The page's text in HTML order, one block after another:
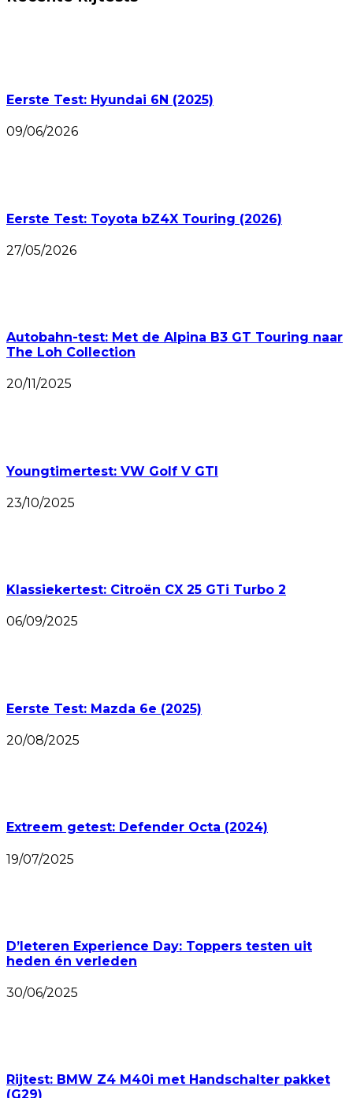
Eerste Test: Hyundai 6N (2025)
09/06/2026
Eerste Test: Toyota bZ4X Touring (2026)
27/05/2026
Autobahn-test: Met de Alpina B3 GT Touring naar
The Loh Collection
20/11/2025
Youngtimertest: VW Golf V GTI
23/10/2025
Klassiekertest: Citroën CX 25 GTi Turbo 2
06/09/2025
Eerste Test: Mazda 6e (2025)
20/08/2025
Extreem getest: Defender Octa (2024)
19/07/2025
D’Ieteren Experience Day: Toppers testen uit
heden én verleden
30/06/2025
Rijtest: BMW Z4 M40i met Handschalter pakket
(G29)